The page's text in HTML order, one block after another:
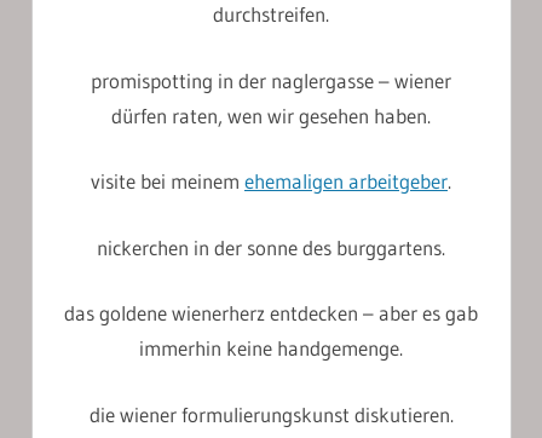
durchstreifen.
promispotting in der naglergasse – wiener
dürfen raten, wen wir gesehen haben.
visite bei meinem ehemaligen arbeitgeber.
nickerchen in der sonne des burggartens.
das goldene wienerherz entdecken – aber es gab
immerhin keine handgemenge.
die wiener formulierungskunst diskutieren.